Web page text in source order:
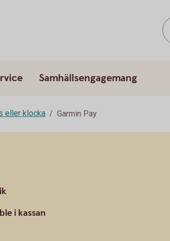
Samhällsengagemang
eller klocka Garmin Pay
i kassan